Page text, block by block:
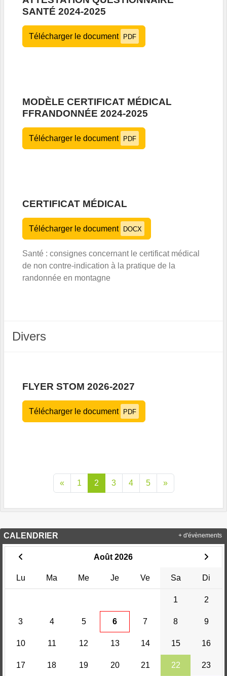
SANTÉ 2024-2025
Télécharger le document PDF
MODÈLE CERTIFICAT MÉDICAL
FFRANDONNÉE 2024-2025
Télécharger le document PDF
CERTIFICAT MÉDICAL
Télécharger le document DOCX
Santé : consignes concernant le certificat médical
de non contre-indication à la pratique de la
randonnée en montagne
Divers
FLYER STOM 2026-2027
Télécharger le document PDF
« 1 2 3 4 5 »
CALENDRIER
Août 2026
Lu Ma Me Je Ve Sa Di
1 2
3 4 5 6 7 8 9
10 11 12 13 14 15 16
17 18 19 20 21 22 23
+ d'évènements